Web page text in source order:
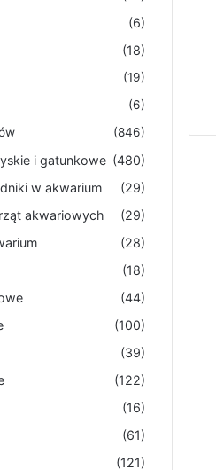
(6)
(18)
(19)
(6)
(846)
i gatunkowe (480)
w akwarium
(29)
akwariowych
(29)
(28)
(18)
(44)
(100)
(39)
(122)
(16)
(61)
(121)